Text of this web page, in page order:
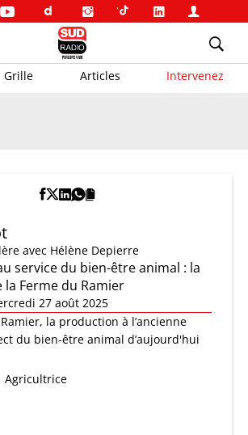
Grille Articles Intervenez
avec Hélène Depierre
service du bien-être animal : la
la Ferme du Ramier
27 août 2025
la production à l’ancienne
du bien-être animal d’aujourd'hui
Agricultrice